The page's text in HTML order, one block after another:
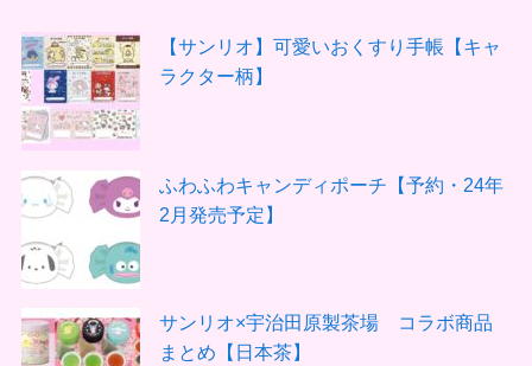
【サンリオ】可愛いおくすり手帳【キャ
ラクター柄】
ふわふわキャンディポーチ【予約・24年
2月発売予定】
サンリオ×宇治田原製茶場 コラボ商品
まとめ【日本茶】